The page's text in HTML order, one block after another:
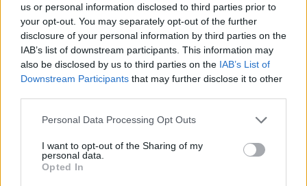
us or personal information disclosed to third parties prior to
your opt-out. You may separately opt-out of the further
disclosure of your personal information by third parties on the
IAB’s list of downstream participants. This information may
also be disclosed by us to third parties on the IAB’s List of
Downstream Participants that may further disclose it to other
Personal Data Processing Opt Outs
I want to opt-out of the Sharing of my
personal data.
Opted In
ΠΕΡΙΒΑΛΛΟΝ
03/10/2024 - 12:56